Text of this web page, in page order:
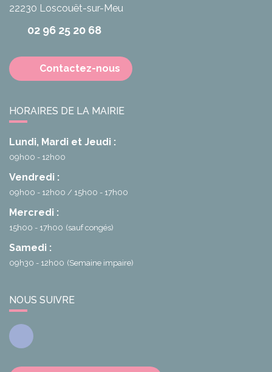
22230 Loscouët-sur-Meu
02 96 25 20 68
Contactez-nous
HORAIRES DE LA MAIRIE
Lundi, Mardi et Jeudi :
09h00 - 12h00
Vendredi :
09h00 - 12h00 15h00 - 17h00
Mercredi :
15h00 - 17h00 (sauf congés)
Samedi :
09h30 - 12h00 (Semaine impaire)
NOUS SUIVRE
Facebook